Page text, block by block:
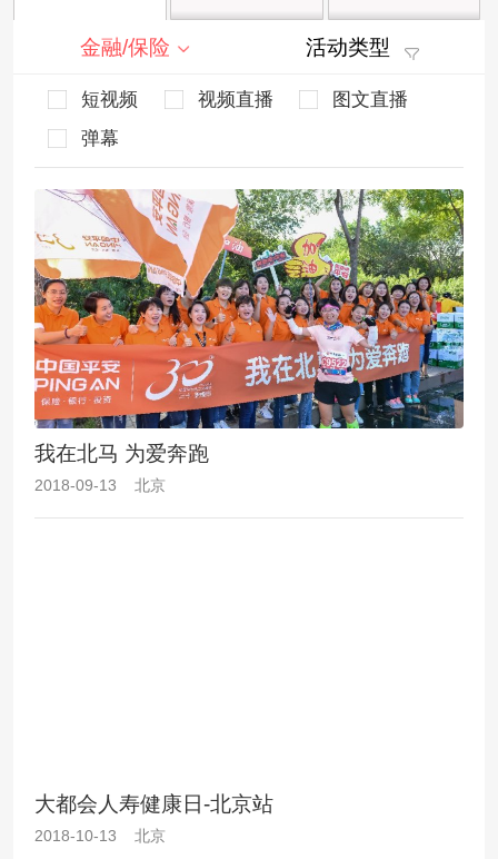
金融/保险 活动类型
短视频 视频直播
图文直播
弹幕
我在北马 为爱奔跑
2018-09-13 北京
大都会人寿健康日-北京站
2018-10-13 北京